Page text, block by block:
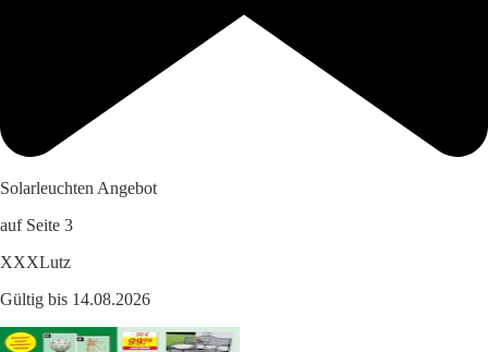
Solarleuchten Angebot
auf Seite 3
XXXLutz
Gültig bis 14.08.2026